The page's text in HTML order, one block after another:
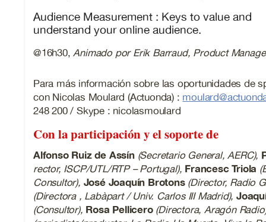
Audience Measurement : Keys to value and
understand your online audience.
@16h30,Animado por Erik Barraud, Product
Para más información sobre las oportunidades de
con Nicolas Moulard (Actuonda) :
248 200 / Skype : nicolasmoulard
Con la participación y el soporte de
Alfonso Ruiz de Assín(Secretario General, AERC),
rector, ISCP/UTL/RTP – Portugal), Francesc Triola
Consultor), José Joaquín Brotons(Director, Radio
(Directora , Labàpart / Univ. Carlos III Madrid),
(Consultor), Rosa Pellicero(Directora, Aragón